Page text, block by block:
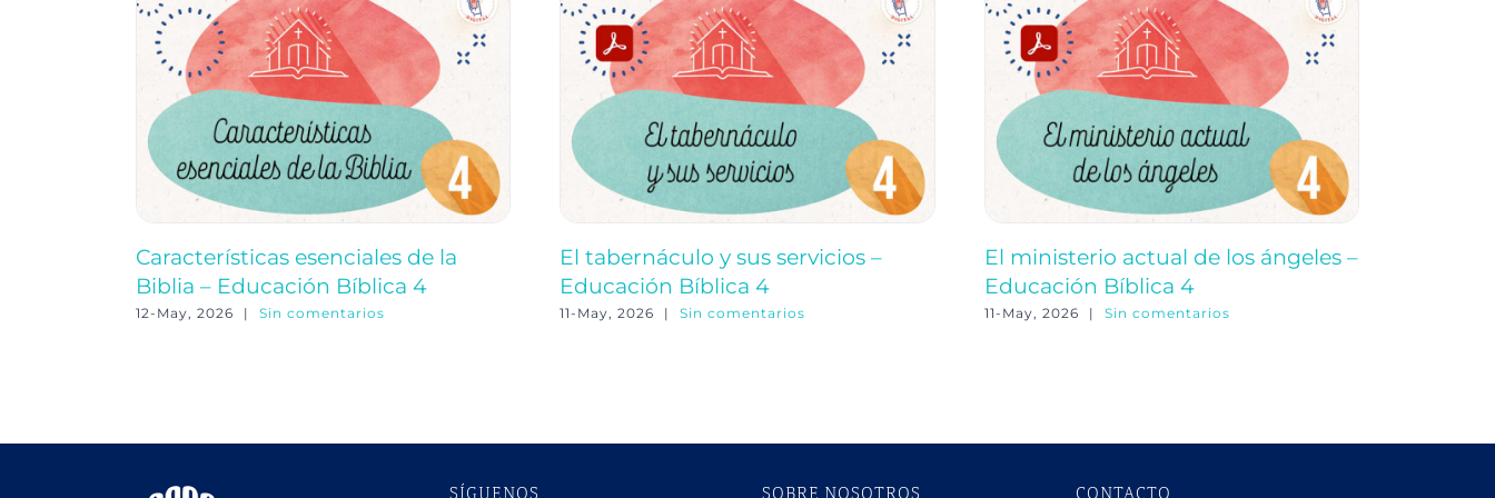
Características esenciales de la
Biblia – Educación Bíblica 4
12-May, 2026 | Sin comentarios
El tabernáculo y sus servicios –
Educación Bíblica 4
11-May, 2026 | Sin comentarios
El ministerio actual de los ángeles –
Educación Bíblica 4
11-May, 2026 | Sin comentarios